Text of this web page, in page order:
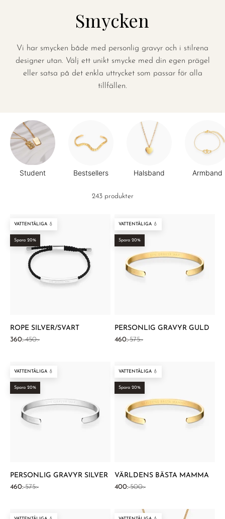
Smycken
Vi har smycken både med personlig gravyr och i stilrena
designer utan. Välj ett unikt smycke med din egen prägel
eller satsa på det enkla uttrycket som passar för alla
tillfällen.
Student Bestsellers Halsband Armband
243 produkter
VATTENTÅLIGA 💧
Spara 20%
ROPE SILVER/SVART
REA-pris
360:-Pris
450:-
VATTENTÅLIGA 💧
Spara 20%
PERSONLIG GRAVYR GULD
REA-pris
460:-Pris
575:-
VATTENTÅLIGA 💧
Spara 20%
PERSONLIG GRAVYR SILVER
REA-pris
460:-Pris
575:-
VATTENTÅLIGA 💧
Spara 20%
VÄRLDENS BÄSTA MAMMA
REA-pris
400:-Pris
500:-